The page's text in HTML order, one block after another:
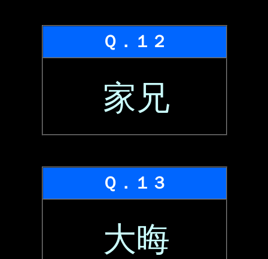
Ｑ．１２
家兄
Ｑ．１３
大晦